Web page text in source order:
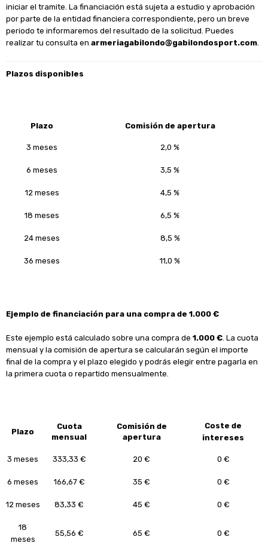
iniciar el tramite. La financiación está sujeta a estudio y aprobación
por parte de la entidad financiera correspondiente, pero un breve
periodo te informaremos del resultado de la solicitud. Puedes
realizar tu consulta en armeriagabilondo@gabilondosport.com.
Plazos disponibles
Plazo Comisión de apertura
3 meses 2,0 %
6 meses 3,5 %
12 meses 4,5 %
18 meses 6,5 %
24 meses 8,5 %
36 meses 11,0 %
Ejemplo de financiación para una compra de 1.000 €
Este ejemplo está calculado sobre una compra de 1.000 €. La cuota
mensual y la comisión de apertura se calcularán según el importe
final de la compra y el plazo elegido y podrás elegir entre pagarla en
la primera cuota o repartido mensualmente.
Plazo
Cuota
mensual
Comisión de
apertura
Coste de
intereses
3 meses 333,33 € 20 € 0 €
6 meses 166,67 € 35 € 0 €
12 meses 83,33 € 45 € 0 €
18
meses
55,56 € 65 € 0 €